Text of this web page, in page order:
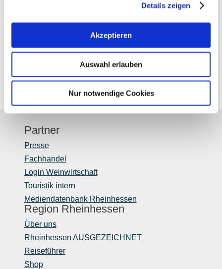
Details zeigen
Akzeptieren
Auswahl erlauben
Nur notwendige Cookies
von 17:00 bis 00:00 Uhr
Sonntag von 16:00 bis 00:00 Uhr
Partner
Presse
Fachhandel
Login Weinwirtschaft
Touristik intern
Mediendatenbank Rheinhessen
Region Rheinhessen
Über uns
Rheinhessen AUSGEZEICHNET
Reiseführer
Shop